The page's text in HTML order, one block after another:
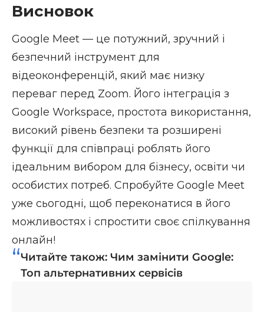
Висновок
Google Meet — це потужний, зручний і
безпечний інструмент для
відеоконференцій, який має низку
переваг перед Zoom. Його інтеграція з
Google Workspace, простота використання,
високий рівень безпеки та розширені
функції для співпраці роблять його
ідеальним вибором для бізнесу, освіти чи
особистих потреб. Спробуйте Google Meet
уже сьогодні, щоб переконатися в його
можливостях і спростити своє спілкування
онлайн!
Читайте також: Чим замінити Google:
Топ альтернативних сервісів